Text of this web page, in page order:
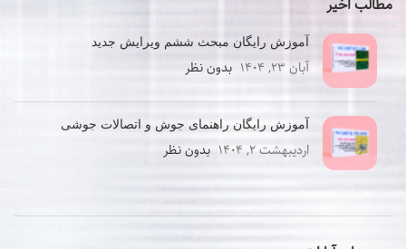
مطالب اخیر
آموزش رایگان مبحث ششم ویرایش جدید
آبان ۲۳, ۱۴۰۴ بدون نظر
آموزش رایگان راهنمای جوش و اتصالات جوشی
اردیبهشت ۲, ۱۴۰۴ بدون نظر